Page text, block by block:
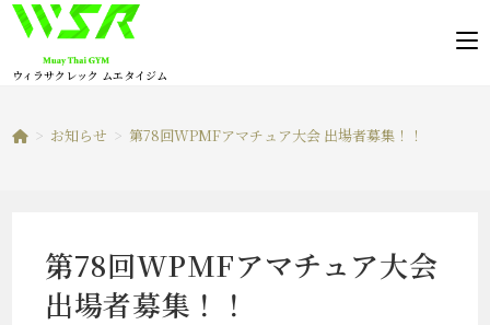
コ
ウィラサクレック ムエタイジム
> お知らせ > 第78回WPMFアマチュア大会 出場者募集！！
第78回WPMFアマチュア大会
出場者募集！！